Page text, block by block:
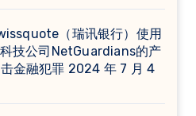
（瑞讯银行）使用
技公司NetGuardians的产
金融犯罪 2024 年 7 月 4